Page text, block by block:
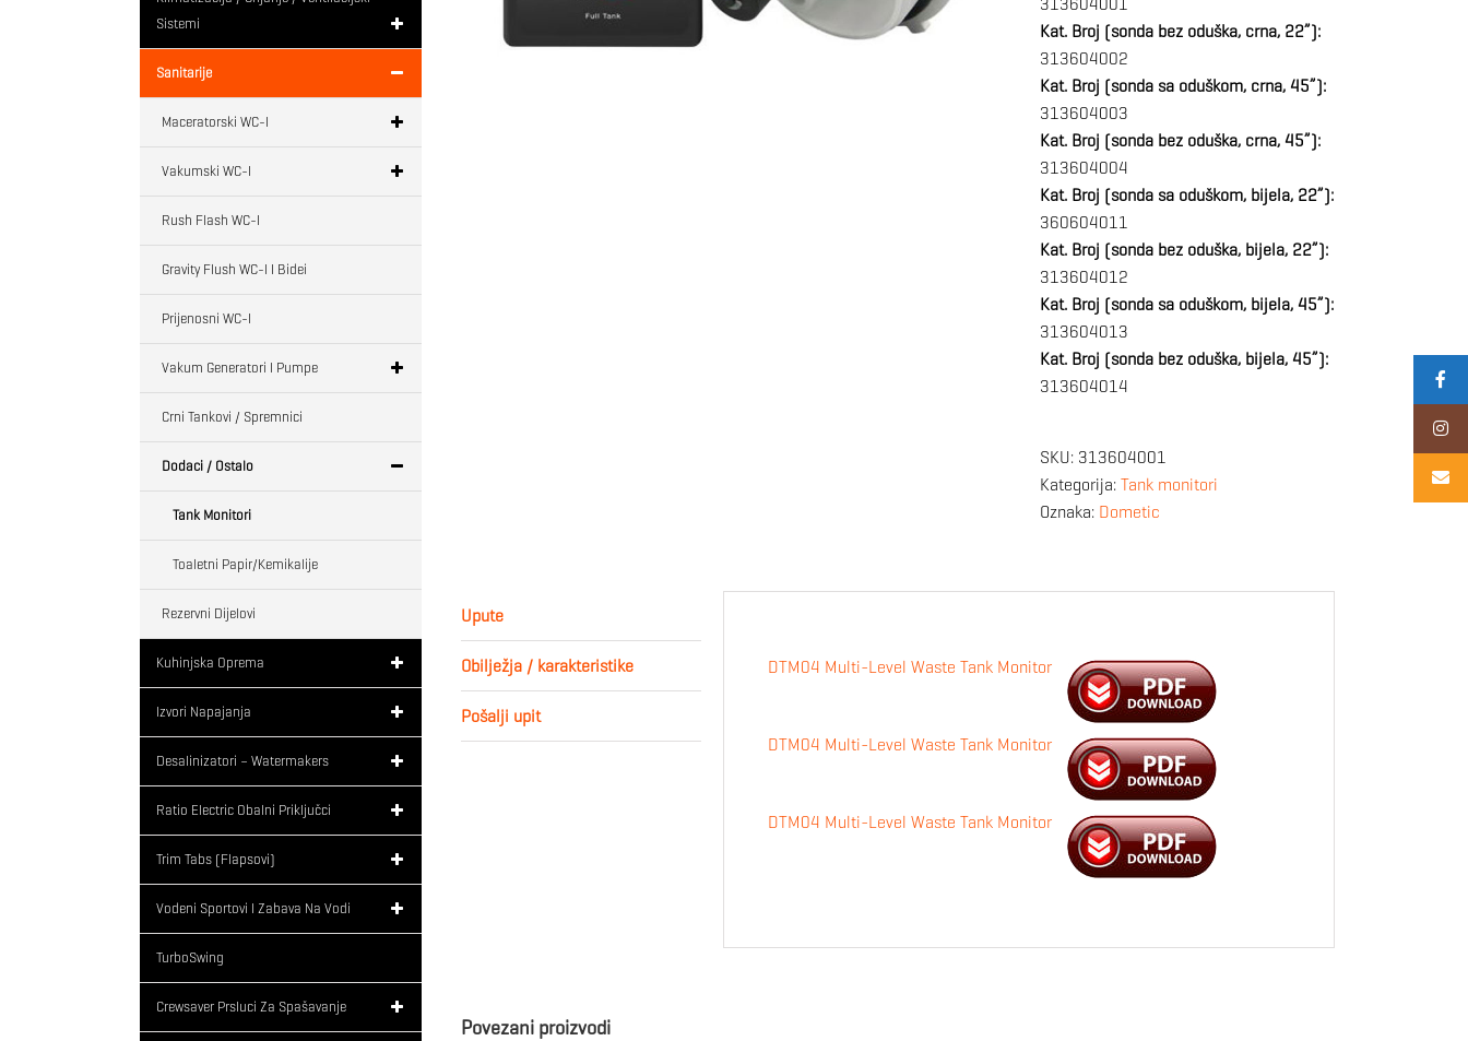
Kat. Broj (sonda bez oduška, crna, 22”):
313604002
Kat. Broj (sonda sa oduškom, crna, 45”):
313604003
Kat. Broj (sonda bez oduška, crna, 45”):
313604004
Kat. Broj (sonda sa oduškom, bijela, 22”):
360604011
Kat. Broj (sonda bez oduška, bijela, 22”):
313604012
Kat. Broj (sonda sa oduškom, bijela, 45”):
313604013
Kat. Broj (sonda bez oduška, bijela, 45”):
313604014
SKU: 313604001
Kategorija: Tank monitori
Oznaka: Dometic
Upute
Obilježja / karakteristike
Pošalji upit
DTM04 Multi-Level Waste Tank Monitor
DTM04 Multi-Level Waste Tank Monitor
DTM04 Multi-Level Waste Tank Monitor
Povezani proizvodi
Sistemi
Sanitarije
Maceratorski WC-I
Vakumski WC-I
Rush Flash WC-I
Gravity Flush WC-I I Bidei
Prijenosni WC-I
Vakum Generatori I Pumpe
Crni Tankovi / Spremnici
Dodaci / Ostalo
Tank Monitori
Toaletni Papir/kemikalije
Rezervni Dijelovi
Kuhinjska Oprema
Izvori Napajanja
Desalinizatori – Watermakers
Ratio Electric Obalni Priključci
Trim Tabs (flapsovi)
Vodeni Sportovi I Zabava Na Vodi
TurboSwing
Crewsaver Prsluci Za Spašavanje